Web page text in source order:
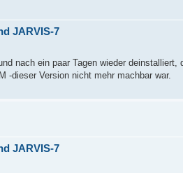
JARVIS-7
nach ein paar Tagen wieder
-dieser Version nicht mehr machbar war.
JARVIS-7